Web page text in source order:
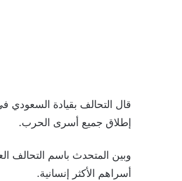
قال التحالف بقيادة السعودي
إطلاق جميع أسرى الحرب.
وبين المتحدث باسم التحالف
أسراهم الأكثر إنسانية.